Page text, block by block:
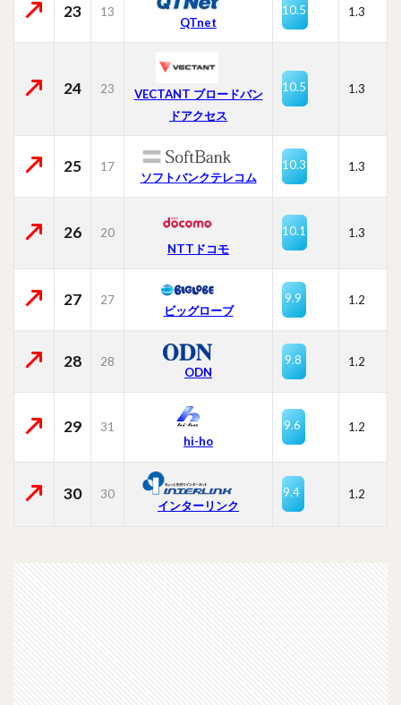
23 13
QTnet
10.5 1.3
24 23
VECTANT ブロードバン
ドアクセス
10.5 1.3
25 17
ソフトバンクテレコム
10.3 1.3
26
20
NTTドコモ
10.1 1.3
27 27
ビッグローブ
9.9 1.2
28 28
ODN
9.8 1.2
29
31
hi-ho
9.6 1.2
30
30
インターリンク
9.4 1.2